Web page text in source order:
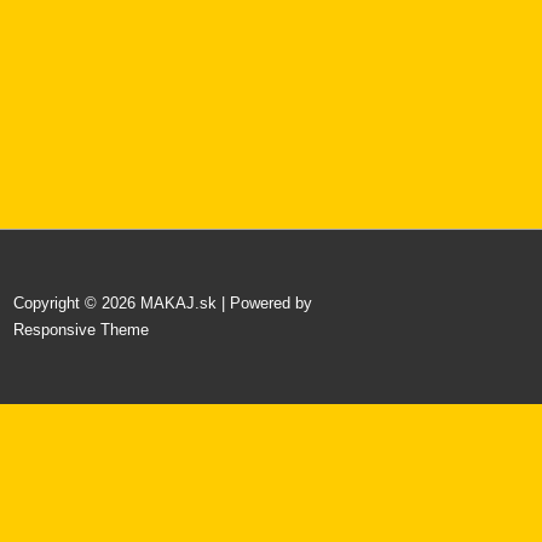
Copyright © 2026 MAKAJ.sk
| Powered by
Responsive Theme